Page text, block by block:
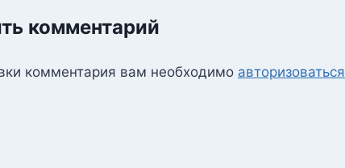
комментарий
комментария вам необходимо авторизоваться